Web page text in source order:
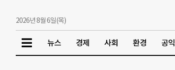
2026년 8월 6일(목)
뉴스 경제 사회 환경 공익